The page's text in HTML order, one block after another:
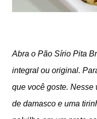
Abra o Pão Sírio Pita
integral ou original.
que você goste. Nesse
de damasco e uma